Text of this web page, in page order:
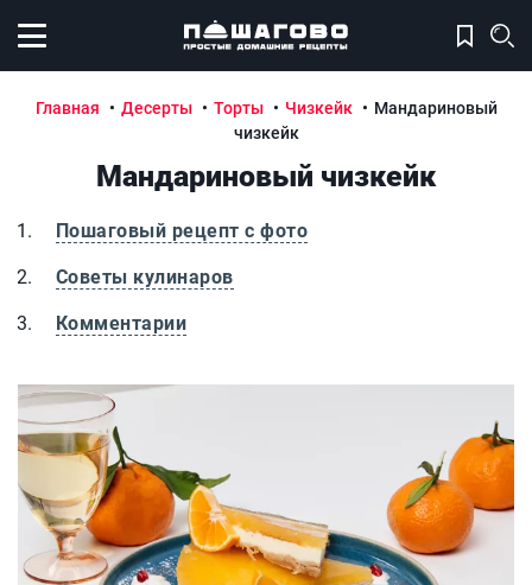
Открыть меню
Главная Десерты Торты Чизкейк
Мандариновый
чизкейк
Мандариновый чизкейк
Пошаговый рецепт с фото
Советы кулинаров
Комментарии
Мандариновый чизкейк